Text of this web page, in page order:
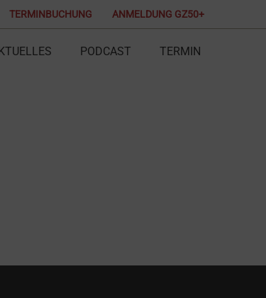
TERMINBUCHUNG ANMELDUNG GZ50+
PODCAST TERMIN